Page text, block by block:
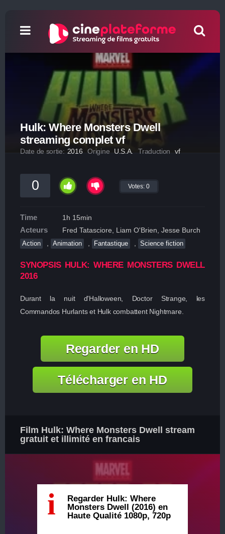
Hulk: Where Monsters Dwell
streaming complet vf
Date de sortie: 2016 Origine U.S.A. Traduction vf
0 Votes: 0
Time 1h 15min
Acteurs Fred Tatasciore, Liam O'Brien, Jesse Burch
Action Animation Fantastique Science fiction
SYNOPSIS HULK: WHERE MONSTERS DWELL
2016
Durant la nuit d'Halloween, Doctor Strange, les
Commandos Hurlants et Hulk combattent Nightmare.
Regarder en HD
Télécharger en HD
Film Hulk: Where Monsters Dwell stream
gratuit et illimité en francais
i
Regarder Hulk: Where
Monsters Dwell (2016) en
Haute Qualité 1080p, 720p